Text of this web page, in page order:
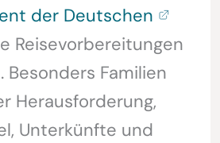
der Deutschen
Reisevorbereitungen
Besonders Familien
Herausforderung,
Unterkünfte und